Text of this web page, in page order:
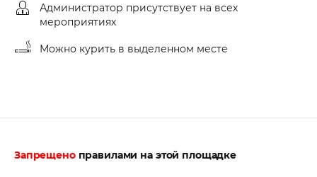
Администратор присутствует на всех
мероприятиях
Можно курить в выделенном месте
Запрещеноправилами на этой площадке